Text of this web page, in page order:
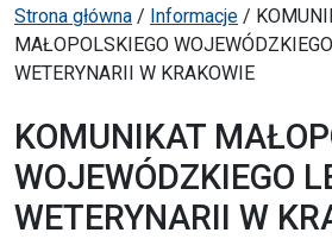
Ścieżka powrotu
Strona główna / Informacje /
MAŁOPOLSKIEGO
WETERYNARII W KRAKOWIE
KOMUNIKAT
WOJEWÓDZKIEGO
WETERYNARII W